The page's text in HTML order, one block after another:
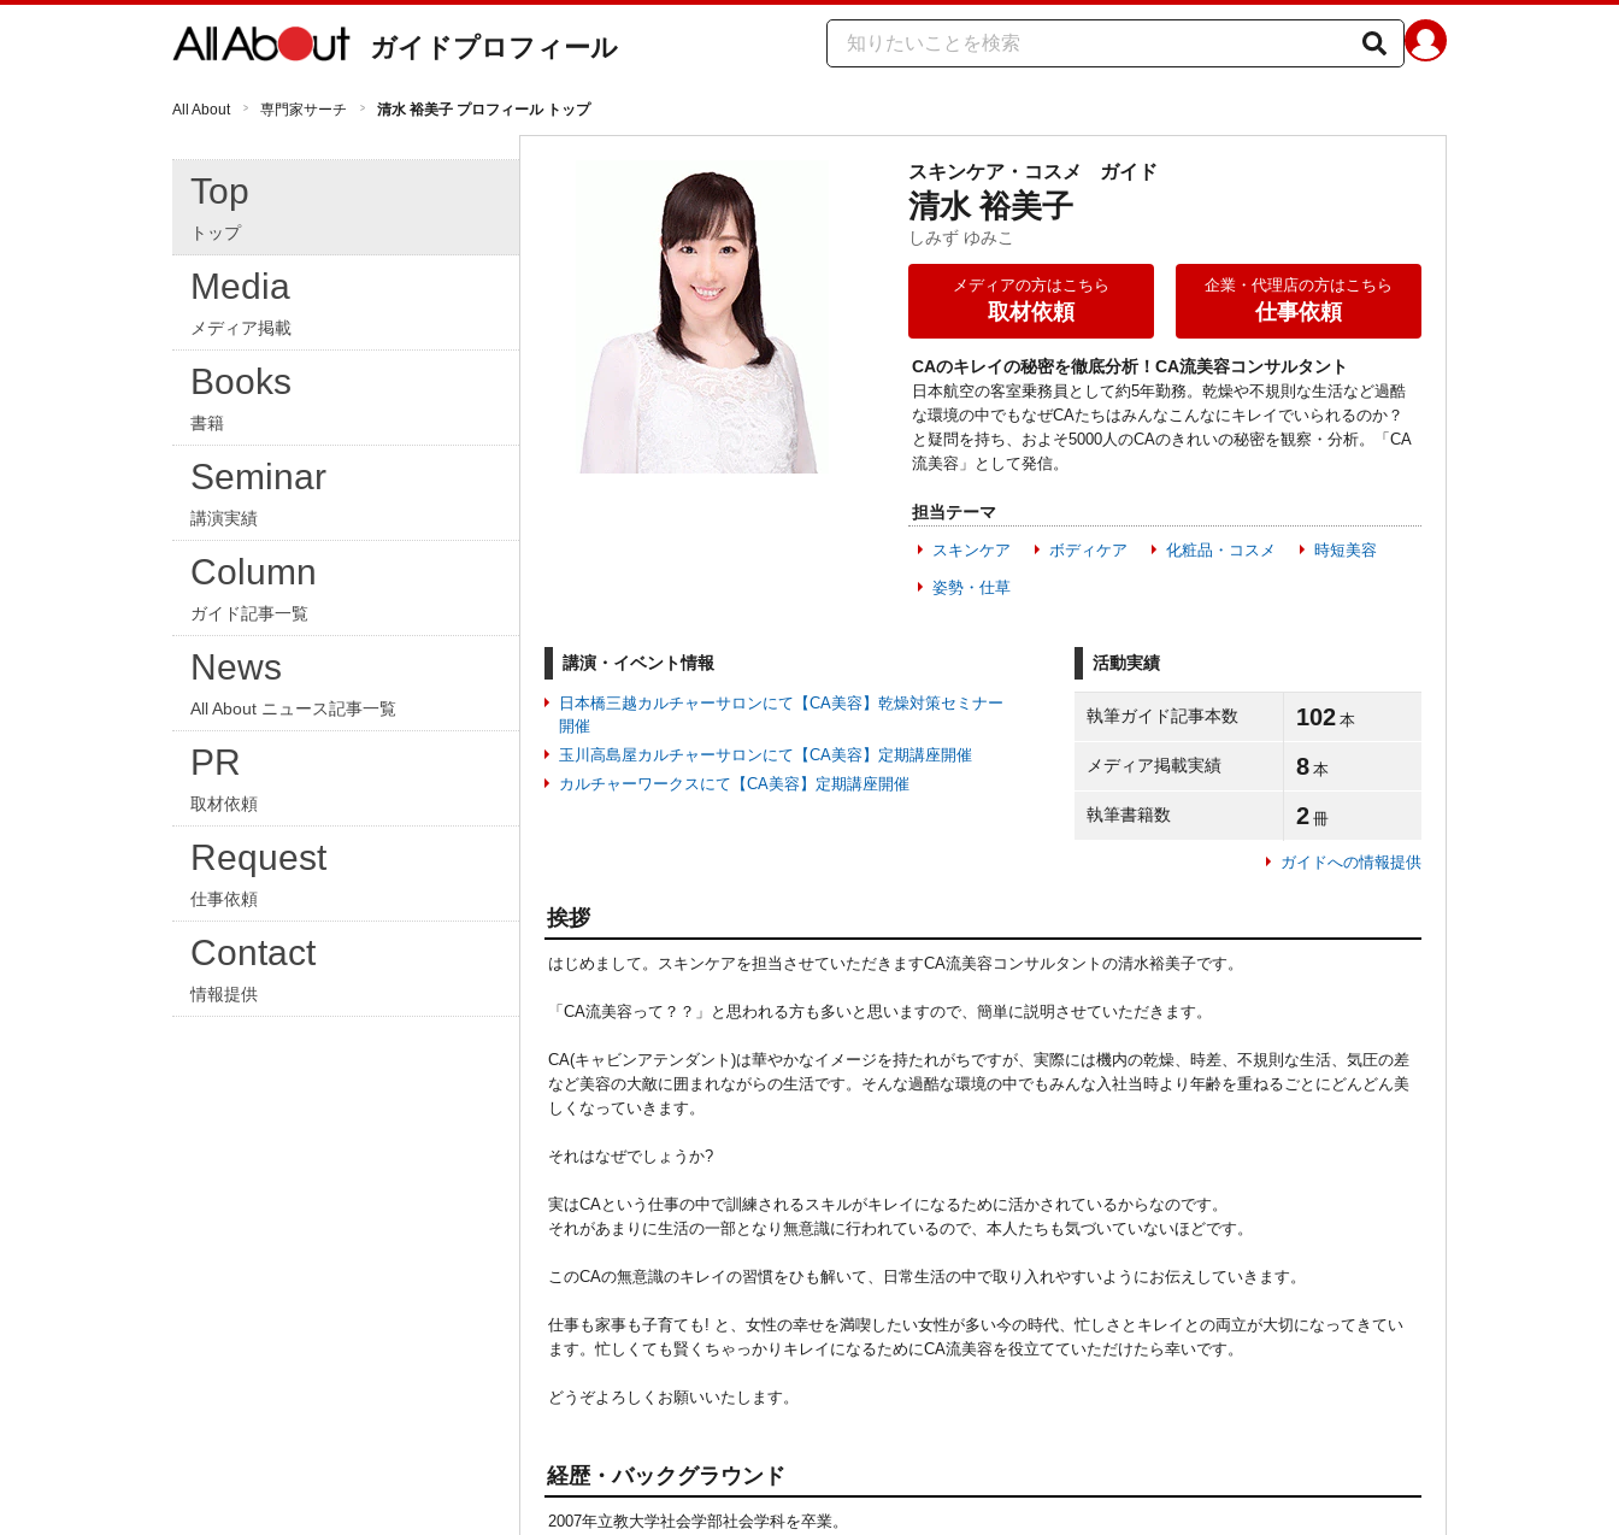
ガイドプロフィール
All About 専門家サーチ 清水 裕美子 プロフィール トップ
Top
トップ
Media
メディア掲載
Books
書籍
Seminar
講演実績
Column
ガイド記事一覧
News
All About ニュース記事一覧
PR
取材依頼
Request
仕事依頼
Contact
情報提供
スキンケア・コスメ ガイド
清水 裕美子
しみず ゆみこ
メディアの方はこちら
取材依頼
企業・代理店の方はこちら
仕事依頼
CAのキレイの秘密を徹底分析！CA流美容コンサルタント
日本航空の客室乗務員として約5年勤務。乾燥や不規則な生活など過酷
な環境の中でもなぜCAたちはみんなこんなにキレイでいられるのか？
と疑問を持ち、およそ5000人のCAのきれいの秘密を観察・分析。「CA
流美容」として発信。
担当テーマ
スキンケア ボディケア 化粧品・コスメ 時短美容
姿勢・仕草
講演・イベント情報
日本橋三越カルチャーサロンにて【CA美容】乾燥対策セミナー
開催
玉川高島屋カルチャーサロンにて【CA美容】定期講座開催
カルチャーワークスにて【CA美容】定期講座開催
活動実績
執筆ガイド記事本数 102 本
メディア掲載実績 8 本
執筆書籍数 2 冊
ガイドへの情報提供
挨拶
はじめまして。スキンケアを担当させていただきますCA流美容コンサルタントの清水裕美子です。
「CA流美容って？？」と思われる方も多いと思いますので、簡単に説明させていただきます。
CA(キャビンアテンダント)は華やかなイメージを持たれがちですが、実際には機内の乾燥、時差、不規則な生活、気圧の差
など美容の大敵に囲まれながらの生活です。そんな過酷な環境の中でもみんな入社当時より年齢を重ねるごとにどんどん美
しくなっていきます。
それはなぜでしょうか?
実はCAという仕事の中で訓練されるスキルがキレイになるために活かされているからなのです。
それがあまりに生活の一部となり無意識に行われているので、本人たちも気づいていないほどです。
このCAの無意識のキレイの習慣をひも解いて、日常生活の中で取り入れやすいようにお伝えしていきます。
仕事も家事も子育ても! と、女性の幸せを満喫したい女性が多い今の時代、忙しさとキレイとの両立が大切になってきてい
ます。忙しくても賢くちゃっかりキレイになるためにCA流美容を役立てていただけたら幸いです。
どうぞよろしくお願いいたします。
経歴・バックグラウンド
2007年立教大学社会学部社会学科を卒業。